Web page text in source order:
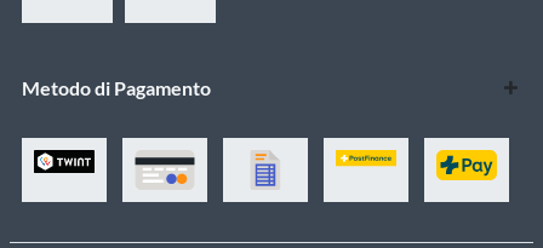
Metodo di Pagamento